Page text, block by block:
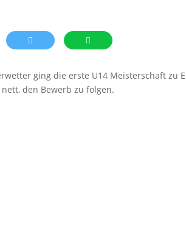
ging die erste U14 Meisterschaft zu
den Bewerb zu folgen.